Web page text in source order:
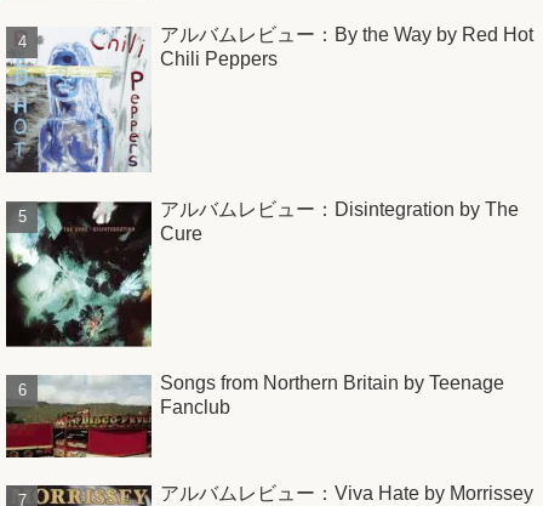
アルバムレビュー：By the Way by Red Hot
Chili Peppers
アルバムレビュー：Disintegration by The
Cure
Songs from Northern Britain by Teenage
Fanclub
アルバムレビュー：Viva Hate by Morrissey